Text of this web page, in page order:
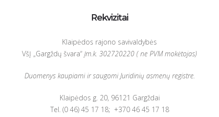
Rekvizitai
Klaipėdos rajono savivaldybės
VšĮ „Gargždų švara“ Įm.k. 302720220 ( ne PVM mokėtojas)
Duomenys kaupiami ir saugomi Juridinių asmenų registre.
Klaipėdos g. 20, 96121 Gargždai
Tel. (0 46) 45 17 18; +370 46 45 17 18